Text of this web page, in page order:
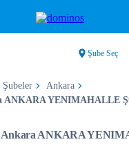
Şube Seç
Ankara
ANKARA YENIMAHALLE
Ankara ANKARA